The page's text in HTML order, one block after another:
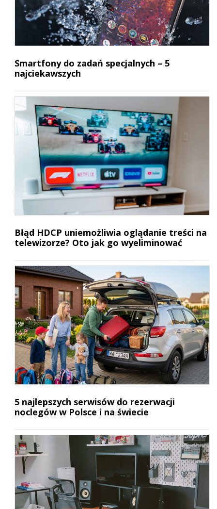
Smartfony do zadań specjalnych – 5
najciekawszych
Błąd HDCP uniemożliwia oglądanie treści na
telewizorze? Oto jak go wyeliminować
5 najlepszych serwisów do rezerwacji
noclegów w Polsce i na świecie